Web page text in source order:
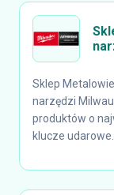
Sklep
narzędzi
produktów o
klucze udarowe...